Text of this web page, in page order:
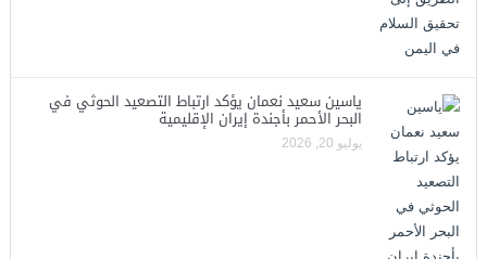
ياسين سعيد نعمان يؤكد ارتباط التصعيد الحوثي في
البحر الأحمر بأجندة إيران الإقليمية
يوليو 20, 2026